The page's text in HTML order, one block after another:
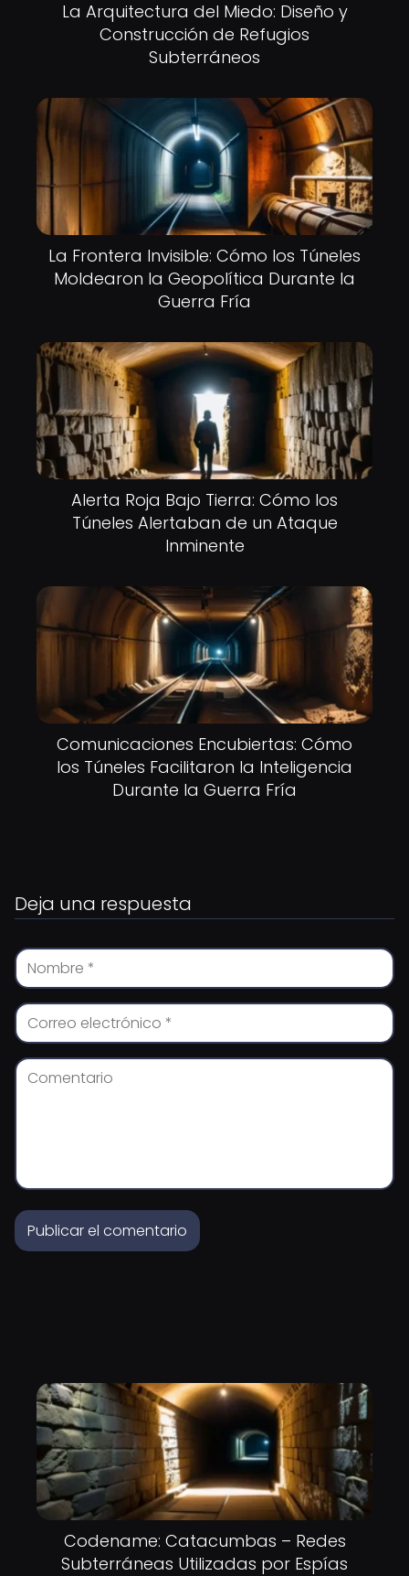
La Arquitectura del Miedo: Diseño y
Construcción de Refugios
Subterráneos
La Frontera Invisible: Cómo los Túneles
Moldearon la Geopolítica Durante la
Guerra Fría
Alerta Roja Bajo Tierra: Cómo los
Túneles Alertaban de un Ataque
Inminente
Comunicaciones Encubiertas: Cómo
los Túneles Facilitaron la Inteligencia
Durante la Guerra Fría
Deja una respuesta
Codename: Catacumbas – Redes
Subterráneas Utilizadas por Espías